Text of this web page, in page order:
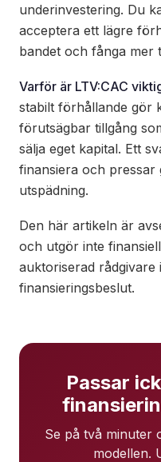
underinvestering. Du
acceptera ett lägre
bandet och fånga mer
Varför är LTV:CAC
stabilt förhållande gör
förutsägbar tillgång
sälja eget kapital. Ett
finansiera och
utspädning.
Den här artikeln är
och utgör inte
auktoriserad
finansieringsbeslut.
Passar
Se på två minuter
modellen.